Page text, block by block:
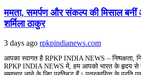
ममता, समर्पण और संकल्प की मिसाल बनीं
शर्मिला ठाकुर
3 days ago rpkpindianews.com
आपका स्वागत है RPKP INDIA NEWS – निष्पक्षता,
RPKP INDIA NEWS में, हम आपको भारत के हृदय से